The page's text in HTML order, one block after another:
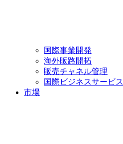
国際事業開発
海外販路開拓
販売チャネル管理
国際ビジネスサービス
市場